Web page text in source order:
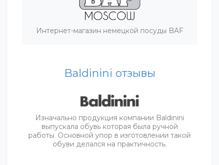
Интернет-магазин немецкой посуды BAF
Baldinini отзывы
Изначально продукция компании Baldinini
выпускала обувь которая была ручной
работы. Основной упор в изготовлении такой
обуви делался на практичность.